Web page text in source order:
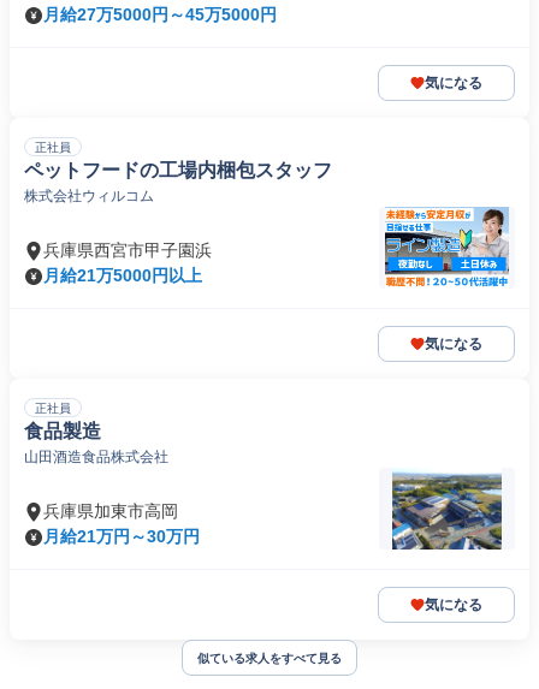
月給27万5000円～45万5000円
気になる
正社員
ペットフードの工場内梱包スタッフ
株式会社ウィルコム
兵庫県西宮市甲子園浜
月給21万5000円以上
気になる
正社員
食品製造
山田酒造食品株式会社
兵庫県加東市高岡
月給21万円～30万円
気になる
似ている求人をすべて見る